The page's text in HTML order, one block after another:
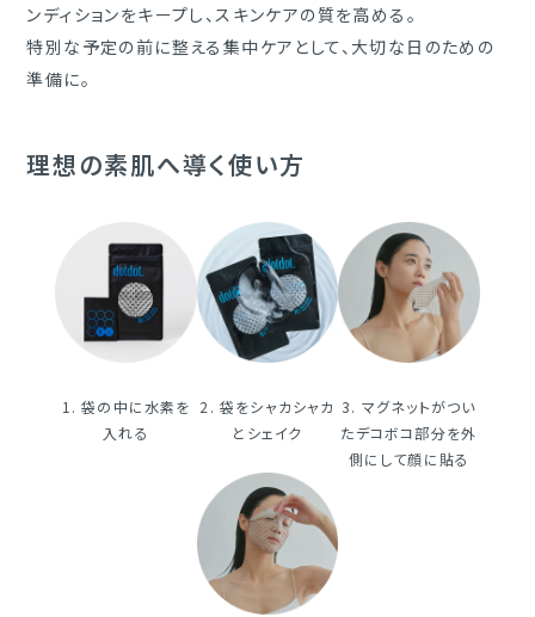
ンディションをキープし、スキンケアの質を高める。
特別な予定の前に整える集中ケアとして、大切な日のための
準備に。
理想の素肌へ導く使い方
1. 袋の中に水素を
入れる
2. 袋をシャカシャカ
とシェイク
3. マグネットがつい
たデコボコ部分を外
側にして顔に貼る